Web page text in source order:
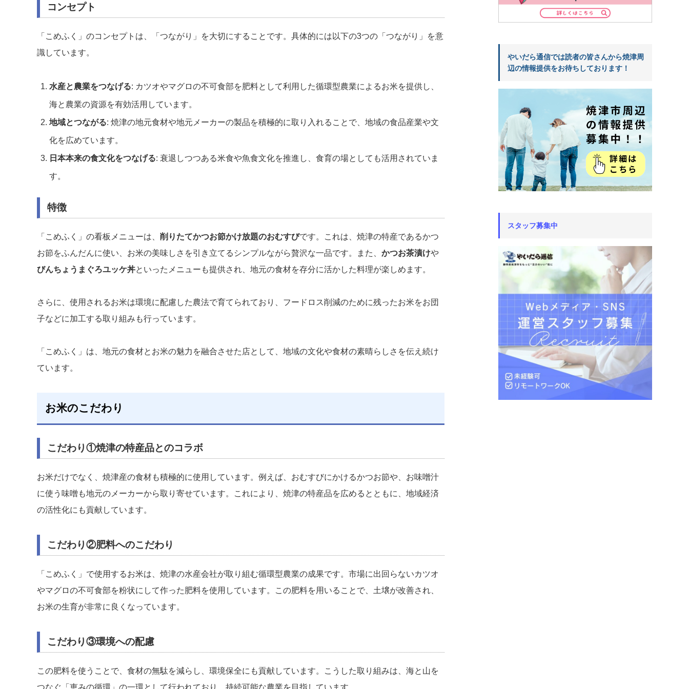
コンセプト
「こめふく」のコンセプトは、「つながり」を大切にすることです。具体的には以下の3つの「つながり」を意
識しています。
水産と農業をつなげる: カツオやマグロの不可食部を肥料として利用した循環型農業によるお米を提供し、
海と農業の資源を有効活用しています。
地域とつながる: 焼津の地元食材や地元メーカーの製品を積極的に取り入れることで、地域の食品産業や文
化を広めています。
日本本来の食文化をつなげる: 衰退しつつある米食や魚食文化を推進し、食育の場としても活用されていま
す。
特徴
「こめふく」の看板メニューは、 削りたてかつお節かけ放題のおむすびです。これは、焼津の特産であるかつ
お節をふんだんに使い、お米の美味しさを引き立てるシンプルながら贅沢な一品です。また、 かつお茶漬けや
びんちょうまぐろユッケ丼といったメニューも提供され、地元の食材を存分に活かした料理が楽しめます。
さらに、使用されるお米は環境に配慮した農法で育てられており、フードロス削減のために残ったお米をお団
子などに加工する取り組みも行っています。
「こめふく」は、地元の食材とお米の魅力を融合させた店として、地域の文化や食材の素晴らしさを伝え続け
ています。
お米のこだわり
こだわり①焼津の特産品とのコラボ
お米だけでなく、焼津産の食材も積極的に使用しています。例えば、おむすびにかけるかつお節や、お味噌汁
に使う味噌も地元のメーカーから取り寄せています。これにより、焼津の特産品を広めるとともに、地域経済
の活性化にも貢献しています​。
こだわり②肥料へのこだわり
「こめふく」で使用するお米は、焼津の水産会社が取り組む循環型農業の成果です。市場に出回らないカツオ
やマグロの不可食部を粉状にして作った肥料を使用しています。この肥料を用いることで、土壌が改善され、
お米の生育が非常に良くなっています​。
こだわり③環境への配慮
この肥料を使うことで、食材の無駄を減らし、環境保全にも貢献しています。こうした取り組みは、海と山を
つなぐ「恵みの循環」の一環として行われており、持続可能な農業を目指しています​。
やいだら通信では読者の皆さんから焼津周
辺の情報提供をお待ちしております！
スタッフ募集中